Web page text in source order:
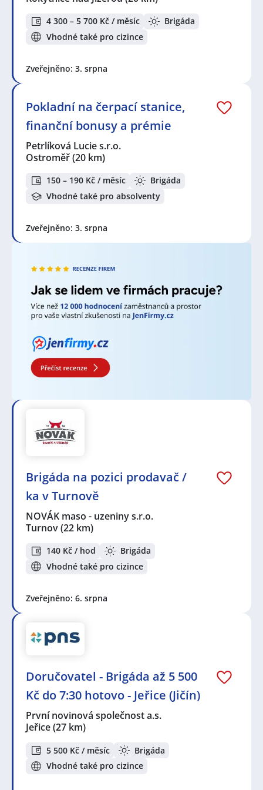
4 300 – 5 700 Kč / měsíc
Brigáda
Vhodné také pro cizince
Zveřejněno: 3. srpna
Pokladní na čerpací stanice,
finanční bonusy a prémie
Petrlíková Lucie s.r.o.
Ostroměř(20 km)
150 – 190 Kč / měsíc
Brigáda
Vhodné také pro absolventy
Zveřejněno: 3. srpna
Brigáda na pozici prodavač /
ka v Turnově
NOVÁK maso - uzeniny s.r.o.
Turnov(22 km)
140 Kč / hod
Brigáda
Vhodné také pro cizince
Zveřejněno: 6. srpna
Doručovatel - Brigáda až 5 500
Kč do 7:30 hotovo - Jeřice (Jičín)
První novinová společnost a.s.
Jeřice(27 km)
5 500 Kč / měsíc
Brigáda
Vhodné také pro cizince